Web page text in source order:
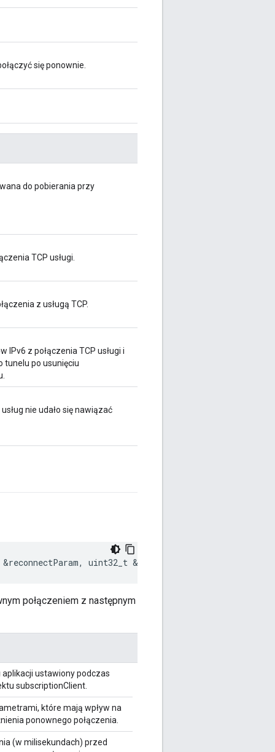
się ponownie.
do pobierania przy
TCP usługi.
z usługą TCP.
IPv6 z połączenia TCP usługi i
tunelu po usunięciu
nie udało się nawiązać
&reconnectParam, uint32_t &
połączeniem z następnym
aplikacji ustawiony podczas
subscriptionClient.
które mają wpływ na
ponownego połączenia.
(w milisekundach) przed